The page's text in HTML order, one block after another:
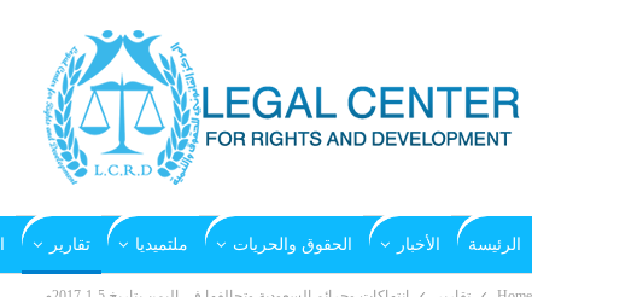
الرئيسة الأخبار الحقوق والحريات ملتميديا تقارير